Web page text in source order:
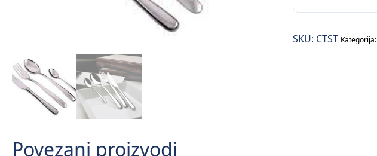
glavno
količina
SKU: CTST Kategorija:
Povezani proizvodi